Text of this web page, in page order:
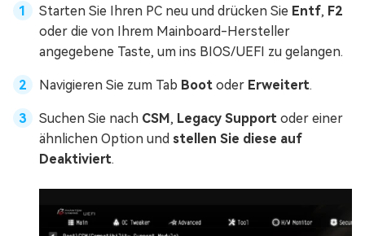
Starten Sie Ihren PC neu und drücken Sie Entf, F2
oder die von Ihrem Mainboard-Hersteller
angegebene Taste, um ins BIOS/UEFI zu gelangen.
Navigieren Sie zum Tab Boot oder Erweitert.
Suchen Sie nach CSM, Legacy Support oder einer
ähnlichen Option und stellen Sie diese auf
Deaktiviert.